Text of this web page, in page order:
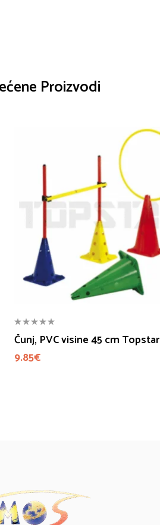
Proizvodi
Čunj, PVC visine 45 cm Topstar
9.85€